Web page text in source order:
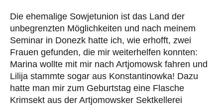
Die ehemalige Sowjetunion ist das Land der
unbegrenzten Möglichkeiten und nach meinem
Seminar in Donezk hatte ich, wie erhofft, zwei
Frauen gefunden, die mir weiterhelfen konnten:
Marina wollte mit mir nach Artjomowsk fahren und
Lilija stammte sogar aus Konstantinowka! Dazu
hatte man mir zum Geburtstag eine Flasche
Krimsekt aus der Artjomowsker Sektkellerei